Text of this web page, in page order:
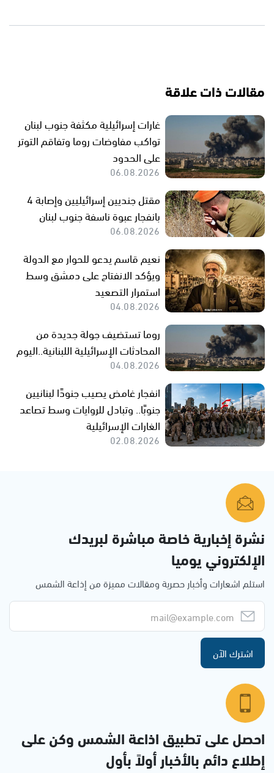
مقالات ذات علاقة
غارات إسرائيلية مكثفة جنوب لبنان
تواكب مفاوضات روما وتفاقم التوتر
على الحدود
06.08.2026
مقتل جنديين إسرائيليين وإصابة 4
بانفجار عبوة ناسفة جنوب لبنان
06.08.2026
نعيم قاسم يدعو للحوار مع الدولة
ويؤكد الانفتاح على دمشق وسط
استمرار التصعيد
04.08.2026
روما تستضيف جولة جديدة من
المحادثات الإسرائيلية اللبنانية..اليوم
04.08.2026
انفجار غامض يصيب جنودًا لبنانيين
جنوبًا.. وتبادل للروايات وسط تصاعد
الغارات الإسرائيلية
02.08.2026
نشرة إخبارية خاصة مباشرة لبريدك
الإلكتروني يوميا
استلم اشعارات وأخبار حصرية ومقالات مميزة من إذاعة الشمس
اشترك الآن
احصل على تطبيق اذاعة الشمس وكن على
إطلاع دائم بالأخبار أولاً بأول